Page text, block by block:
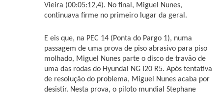
Vieira (00:05:12,4). No final, Miguel Nunes,
continuava firme no primeiro lugar da geral.
E eis que, na PEC 14 (Ponta do Pargo 1), numa
passagem de uma prova de piso abrasivo para piso
molhado, Miguel Nunes parte o disco de travão de
uma das rodas do Hyundai NG I20 R5. Após tentativa
de resolução do problema, Miguel Nunes acaba por
desistir. Nesta prova, o piloto mundial Stephane